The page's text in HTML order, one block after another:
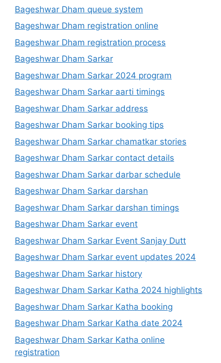
Bageshwar Dham queue system
Bageshwar Dham registration online
Bageshwar Dham registration process
Bageshwar Dham Sarkar
Bageshwar Dham Sarkar 2024 program
Bageshwar Dham Sarkar aarti timings
Bageshwar Dham Sarkar address
Bageshwar Dham Sarkar booking tips
Bageshwar Dham Sarkar chamatkar stories
Bageshwar Dham Sarkar contact details
Bageshwar Dham Sarkar darbar schedule
Bageshwar Dham Sarkar darshan
Bageshwar Dham Sarkar darshan timings
Bageshwar Dham Sarkar event
Bageshwar Dham Sarkar Event Sanjay Dutt
Bageshwar Dham Sarkar event updates 2024
Bageshwar Dham Sarkar history
Bageshwar Dham Sarkar Katha 2024 highlights
Bageshwar Dham Sarkar Katha booking
Bageshwar Dham Sarkar Katha date 2024
Bageshwar Dham Sarkar Katha online
registration